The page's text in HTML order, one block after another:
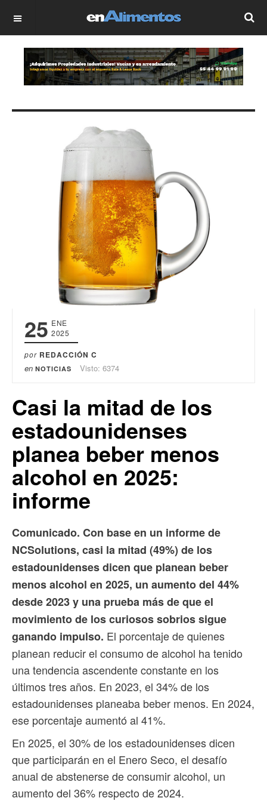
OFF CANVAS
25 ENE
2025
por REDACCIÓN C
en NOTICIAS Visto: 6374
Casi la mitad de los
estadounidenses
planea beber menos
alcohol en 2025:
informe
Comunicado. Con base en un informe de
NCSolutions, casi la mitad (49%) de los
estadounidenses dicen que planean beber
menos alcohol en 2025, un aumento del 44%
desde 2023 y una prueba más de que el
movimiento de los curiosos sobrios sigue
ganando impulso. El porcentaje de quienes
planean reducir el consumo de alcohol ha tenido
una tendencia ascendente constante en los
últimos tres años. En 2023, el 34% de los
estadounidenses planeaba beber menos. En 2024,
ese porcentaje aumentó al 41%.
En 2025, el 30% de los estadounidenses dicen
que participarán en el Enero Seco, el desafío
anual de abstenerse de consumir alcohol, un
aumento del 36% respecto de 2024.